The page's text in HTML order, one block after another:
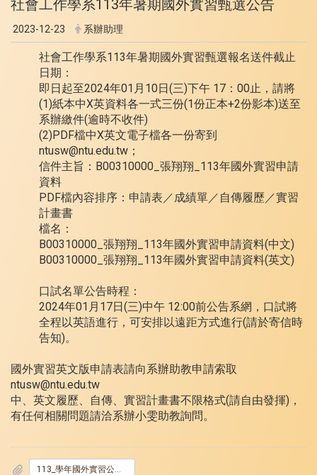
社會工作學系113年暑期國外實習甄選公告
2023-12-23 系辦助理
社會工作學系113年暑期國外實習甄選報名送件截止
日期：
即日起至2024年01月10日(三)下午 17：00止，請將
(1)紙本中X英資料各一式三份(1份正本+2份影本)送至
系辦繳件(逾時不收件)
(2)PDF檔中X英文電子檔各一份寄到
ntusw@ntu.edu.tw；
信件主旨：B00310000_張翔翔_113年國外實習申請
資料
PDF檔內容排序：申請表／成績單／自傳履歷／實習
計畫書
檔名：
B00310000_張翔翔_113年國外實習申請資料(中文)
B00310000_張翔翔_113年國外實習申請資料(英文)
口試名單公告時程：
2024年01月17日(三)中午 12:00前公告系網，口試將
全程以英語進行，可安排以遠距方式進行(請於寄信時
告知)。
國外實習英文版申請表請向系辦助教申請索取
ntusw@ntu.edu.tw
中、英文履歷、自傳、實習計畫書不限格式(請自由發揮)，
有任何相關問題請洽系辦小雯助教詢問。
113_學年國外實習公告.pdf